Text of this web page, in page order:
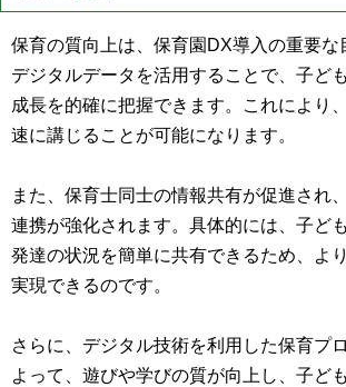
保育の質向上は、保育園DX導入の重要な
デジタルデータを活用することで、子ど
成長を的確に把握できます。これにより
速に講じることが可能になります。
また、保育士同士の情報共有が促進され
連携が強化されます。具体的には、子ど
発達の状況を簡単に共有できるため、よ
実現できるのです。
さらに、デジタル技術を利用した保育プ
よって、遊びや学びの質が向上し、子ど